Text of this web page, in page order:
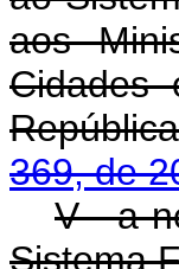
aos
Cidades
369, de
V - a
Sistema